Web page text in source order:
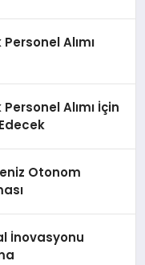
Personel Alımı
Personel Alımı İçin
Otonom
İnovasyonu